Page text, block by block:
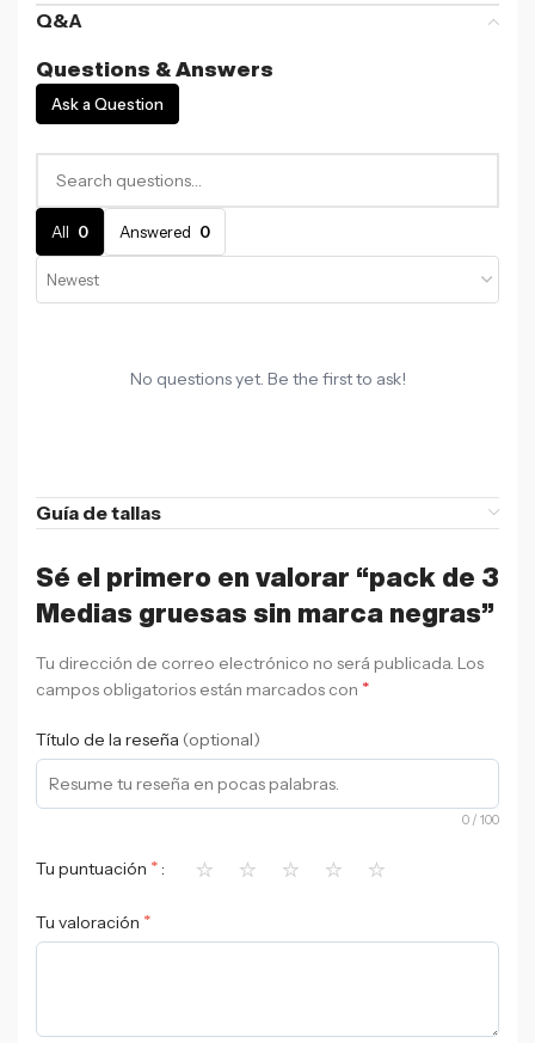
Q&A
Questions & Answers
Ask a Question
All 0 Answered 0
No questions yet. Be the first to ask!
Guía de tallas
Sé el primero en valorar “pack de 3
Medias gruesas sin marca negras”
Tu dirección de correo electrónico no será publicada. Los
campos obligatorios están marcados con *
Título de la reseña (optional)
0 / 100
Tu puntuación * ⭐ ⭐ ⭐ ⭐ ⭐
Tu valoración *